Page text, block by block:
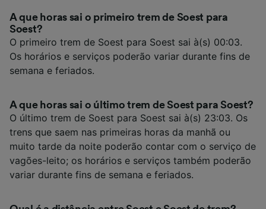
A que horas sai o primeiro trem de Soest para
Soest?
O primeiro trem de Soest para Soest sai à(s) 00:03.
Os horários e serviços poderão variar durante fins de
semana e feriados.
A que horas sai o último trem de Soest para Soest?
O último trem de Soest para Soest sai à(s) 23:03. Os
trens que saem nas primeiras horas da manhã ou
muito tarde da noite poderão contar com o serviço de
vagões-leito; os horários e serviços também poderão
variar durante fins de semana e feriados.